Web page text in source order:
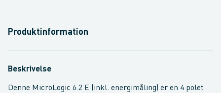
Produktinformation
Beskrivelse
Denne MicroLogic 6.2 E (inkl. energimåling) er en 4 polet